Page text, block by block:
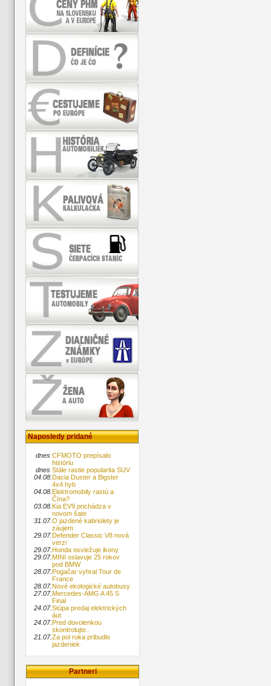
Naposledy pridané
dnes CFMOTO prepísalo
históriu
dnes Stále rastie popularita SUV
04.08.Dacia Duster a Bigster
4x4 hyb
04.08.Elektromobily rastú a
Čína?
03.08.Kia EV9 prichádza v
novom šate
31.07.O jazdené kabriolety je
záujem
29.07.Defender Classic V8 nová
verzi
29.07.Honda osviežuje ikony
29.07.MINI oslavuje 25 rokov
pod BMW
28.07.Pogačar vyhral Tour de
France
28.07.Nové ekologické autobusy
27.07.Mercedes-AMG A 45 S
Final
24.07.Stúpa predaj elektrických
áut
24.07.Pred dovolenkou
skontrolujte..
21.07.Za pol roka pribudlo
jazdeniek
Partneri